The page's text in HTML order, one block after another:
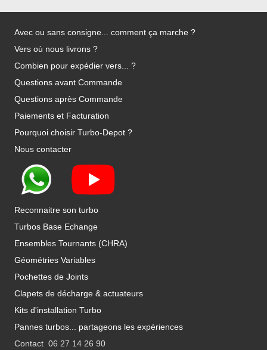
Avec ou sans consigne... comment ça marche ?
Vers où nous livrons ?
Combien pour expédier vers... ?
Questions avant Commande
Questions après Commande
Paiements et Facturation
Pourquoi choisir Turbo-Depot ?
Nous contacter
Reconnaitre son turbo
Turbos Base Echange
Ensembles Tournants (CHRA)
Géométries Variables
Pochettes de Joints
Clapets de décharge & actuateurs
Kits d'installation Turbo
Pannes turbos... partageons les expériences
Contact 06 27 14 26 90